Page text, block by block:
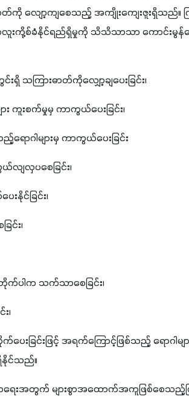
လျော့ကျစေသည့် အကျိုးကျေးဇူးရှိသည်။
ကို့စ်ခံနိုင်ရည်ရှိမှုကို သိသိသာသာ ကောင်းမွန်စေခ
ရှိ သကြားဓာတ်ကိုလျှော့ချပေးခြင်း၊
ား ကူးစက်မှုမှ ကာကွယ်ပေးခြင်း၊
ောဂါများမှ ကာကွယ်ပေးခြင်း
လျလှပစေခြင်း၊
နိုင်ခြင်း၊
င်း၊
က်ပါက သက်သာစေခြင်း၊
၊
ြင်းဖြင့် အရက်ကြောင့်ဖြစ်သည့် ရောဂါမ
နိုင်သည်။
ရေးအတွက် များစွာအထောက်အကူဖြစ်စေသည့်